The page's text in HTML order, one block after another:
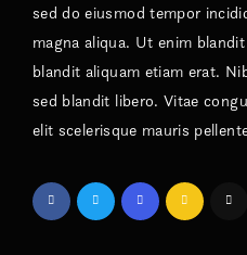
sed do eiusmod tempor
magna aliqua. Ut enim
blandit aliquam etiam erat.
sed blandit libero. Vitae
elit scelerisque mauris